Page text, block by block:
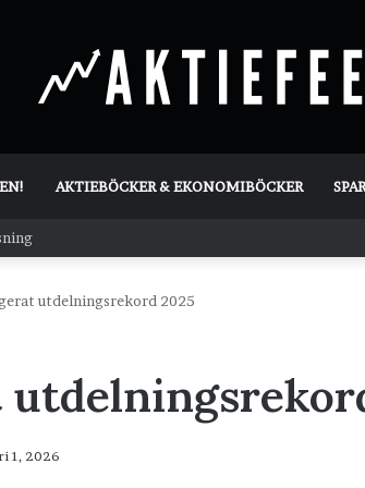
AKTIEBÖCKER & EKONOMIBÖCKER
utdelningsrekord 2025
1, 2026